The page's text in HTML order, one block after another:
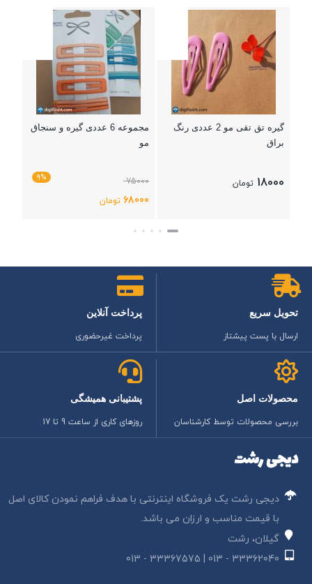
گیره تق تقی مو 2 عددی رنگ
براق
18000 تومان
مجموعه 6 عددی گیره و سنجاق
مو
9% 75000
68000 تومان
بستن
تحویل سریع
ارسال با پست پیشتاز
پرداخت آنلاین
پرداخت غیرحضوری
محصولات اصل
بررسی محصولات توسط کارشناسان
پشتیبانی همیشگی
روزهای کاری از ساعت 9 تا 17
دیجی رشت
دیجی رشت یک فروشگاه اینترنتی با هدف فراهم نمودن کالای اصل
با قیمت مناسب و ارزان می باشد.
گیلان، رشت
33362040 - 013 | 33367575 - 013